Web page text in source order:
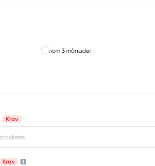
Inom 3 månader
Krav
Krav